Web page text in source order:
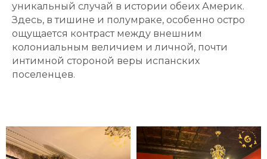
уникальный случай в истории обеих Америк.
Здесь, в тишине и полумраке, особенно остро
ощущается контраст между внешним
колониальным величием и личной, почти
интимной стороной веры испанских
поселенцев.